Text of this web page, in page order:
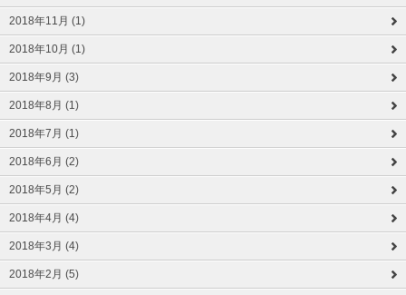
2018年11月 (1)
2018年10月 (1)
2018年9月 (3)
2018年8月 (1)
2018年7月 (1)
2018年6月 (2)
2018年5月 (2)
2018年4月 (4)
2018年3月 (4)
2018年2月 (5)